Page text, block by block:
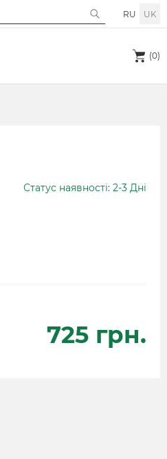
RU UK
(0)
Статус наявності: 2-3 Дні
725 грн.